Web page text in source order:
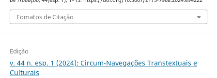
Fomatos de Citação
Edição
v. 44 n. esp. 1 (2024): Circum-Navegações Transtextuais e
Culturais